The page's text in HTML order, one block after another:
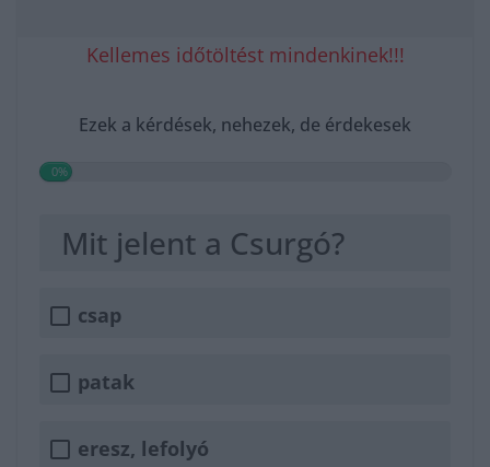
Kellemes időtöltést mindenkinek!!!
Ezek a kérdések, nehezek, de érdekesek
0%
Mit jelent a Csurgó?
csap
patak
eresz, lefolyó